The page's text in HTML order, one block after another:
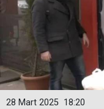
18:20
28 Mart 2025